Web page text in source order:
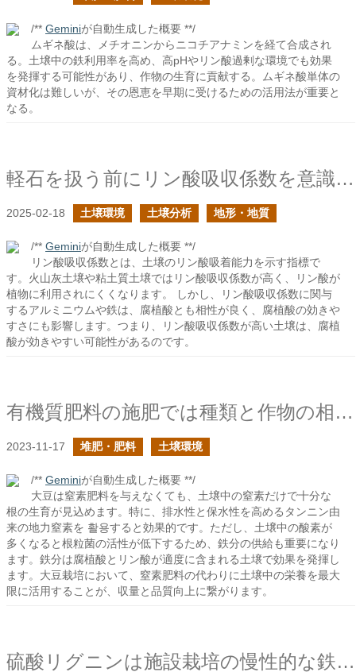
/** Geminiが自動生成した概要 **/
ムギネ酸は、メチオニンからニコチアナミンを経て合成され
る。土壌中の鉄利用率を高め、高pHやリン酸過剰な環境でも効果
を発揮する可能性があり、作物の生育に貢献する。ムギネ酸単体の
資材化は難しいが、その恩恵を早期に受けるための活用法が重要と
なる。
軽石を扱う前にリン酸吸収係数を意識しよう
2025-02-18 土壌環境 土壌分析 地形・地質
/** Geminiが自動生成した概要 **/
リン酸吸収係数とは、土壌のリン酸吸着能力を示す指標で
す。火山灰土壌や粘土質土壌ではリン酸吸収係数が高く、リン酸が
植物に利用されにくくなります。 しかし、リン酸吸収係数に関与
するアルミニウムや鉄は、腐植酸とも相性が良く、腐植酸の効きや
すさにも影響します。つまり、リン酸吸収係数が高い土壌は、腐植
酸が効きやすい可能性があるのです。
有機質肥料の施肥では種類と作物の相性に注意すべきの続き
2023-11-17 堆肥・肥料 土壌環境
/** Geminiが自動生成した概要 **/
大豆は窒素肥料を与えなくても、土壌中の窒素だけで十分な
根の生育が見込めます。特に、排水性と保水性を高めるタンニン由
来の地力窒素を 활용すると効果的です。ただし、土壌中の酸素が
多くなると根粒菌の活性が低下するため、鉄分の供給も重要になり
ます。鉄分は腐植酸とリン酸が適度に含まれる土壌で効果を発揮し
ます。大豆栽培において、窒素肥料の代わりに土壌中の栄養を最大
限に活用することが、収量と品質向上に繋がります。
硫酸リグニンは施設栽培の慢性的な鉄欠乏を解決できるか？